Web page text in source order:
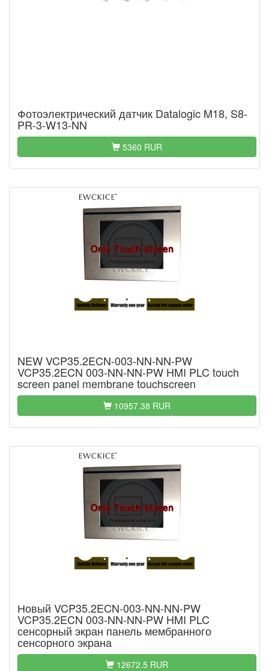
Фотоэлектрический датчик Datalogic M18, S8-
PR-3-W13-NN
5360 RUR
NEW VCP35.2ECN-003-NN-NN-PW
VCP35.2ECN 003-NN-NN-PW HMI PLC touch
screen panel membrane touchscreen
10957.38 RUR
Новый VCP35.2ECN-003-NN-NN-PW
VCP35.2ECN 003-NN-NN-PW HMI PLC
сенсорный экран панель мембранного
сенсорного экрана
12672.5 RUR